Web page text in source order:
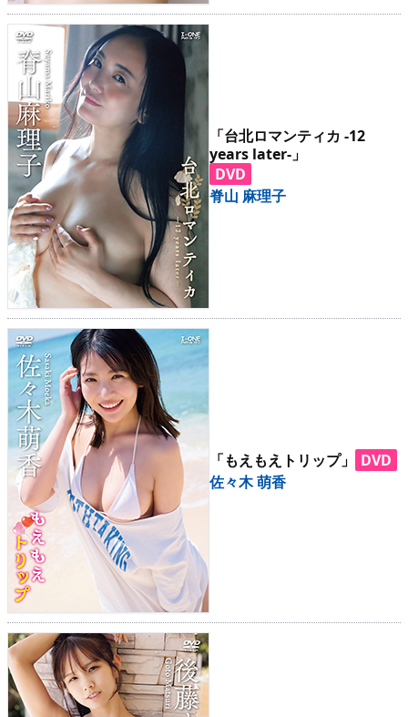
「台北ロマンティカ -12
years later-」
DVD
脊山 麻理子
「もえもえトリップ」
DVD
佐々木 萌香